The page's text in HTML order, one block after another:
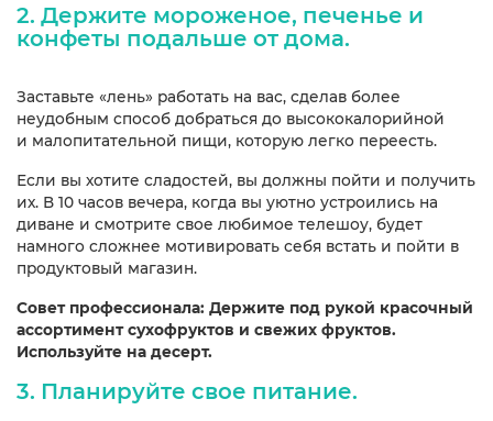
2. Держите мороженое, печенье и
конфеты подальше от дома.
Заставьте «лень» работать на вас, сделав более
неудобным способ добраться до высококалорийной
и малопитательной пищи, которую легко переесть.
Если вы хотите сладостей, вы должны пойти и получить
их. В 10 часов вечера, когда вы уютно устроились на
диване и смотрите свое любимое телешоу, будет
намного сложнее мотивировать себя встать и пойти в
продуктовый магазин.
Совет профессионала: Держите под рукой красочный
ассортимент сухофруктов и свежих фруктов.
Используйте на десерт.
3. Планируйте свое питание.